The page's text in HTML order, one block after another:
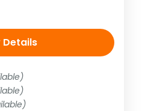
,Europa Central,
Details